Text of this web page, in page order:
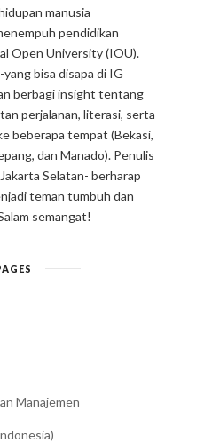
manusia
pendidikan
Open University (IOU).
bisa disapa di IG
berbagi insight tentang
perjalanan, literasi, serta
beberapa tempat (Bekasi,
dan Manado). Penulis
Selatan- berharap
teman tumbuh dan
semangat!
Manajemen